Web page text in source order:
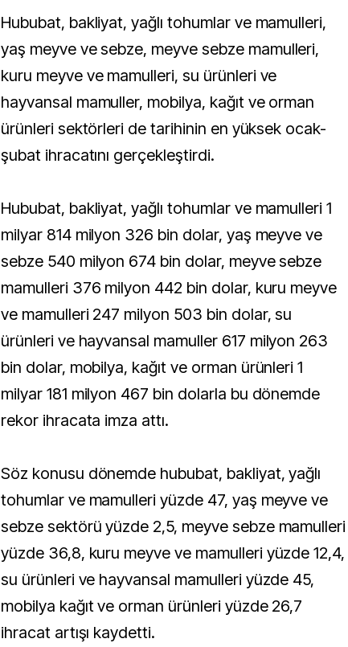
Hububat, bakliyat, yağlı tohumlar ve mamulleri,
yaş meyve ve sebze, meyve sebze mamulleri,
kuru meyve ve mamulleri, su ürünleri ve
hayvansal mamuller, mobilya, kağıt ve orman
ürünleri sektörleri de tarihinin en yüksek ocak-
şubat ihracatını gerçekleştirdi.
Hububat, bakliyat, yağlı tohumlar ve mamulleri 1
milyar 814 milyon 326 bin dolar, yaş meyve ve
sebze 540 milyon 674 bin dolar, meyve sebze
mamulleri 376 milyon 442 bin dolar, kuru meyve
ve mamulleri 247 milyon 503 bin dolar, su
ürünleri ve hayvansal mamuller 617 milyon 263
bin dolar, mobilya, kağıt ve orman ürünleri 1
milyar 181 milyon 467 bin dolarla bu dönemde
rekor ihracata imza attı.
Söz konusu dönemde hububat, bakliyat, yağlı
tohumlar ve mamulleri yüzde 47, yaş meyve ve
sebze sektörü yüzde 2,5, meyve sebze mamulleri
yüzde 36,8, kuru meyve ve mamulleri yüzde 12,4,
su ürünleri ve hayvansal mamulleri yüzde 45,
mobilya kağıt ve orman ürünleri yüzde 26,7
ihracat artışı kaydetti.